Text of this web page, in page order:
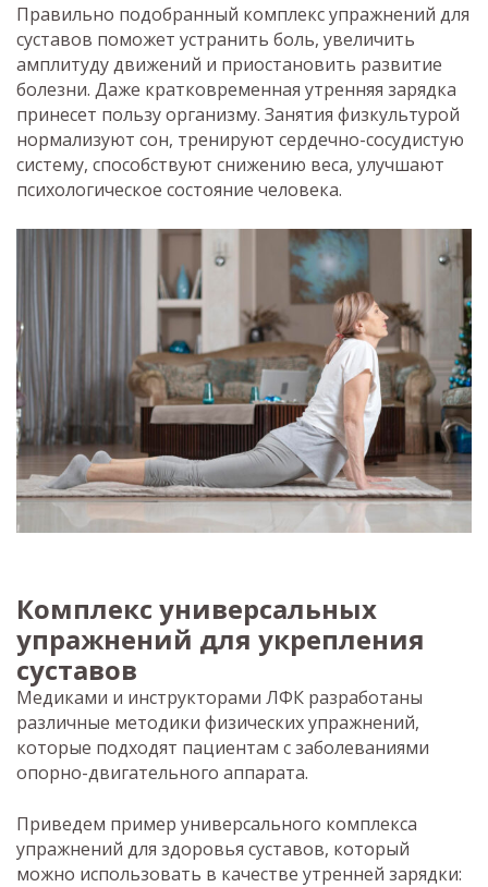
Правильно подобранный комплекс упражнений для
суставов поможет устранить боль, увеличить
амплитуду движений и приостановить развитие
болезни. Даже кратковременная утренняя зарядка
принесет пользу организму. Занятия физкультурой
нормализуют сон, тренируют сердечно-сосудистую
систему, способствуют снижению веса, улучшают
психологическое состояние человека.
Комплекс универсальных
упражнений для укрепления
суставов
Медиками и инструкторами ЛФК разработаны
различные методики физических упражнений,
которые подходят пациентам с заболеваниями
опорно-двигательного аппарата.
Приведем пример универсального комплекса
упражнений для здоровья суставов, который
можно использовать в качестве утренней зарядки: